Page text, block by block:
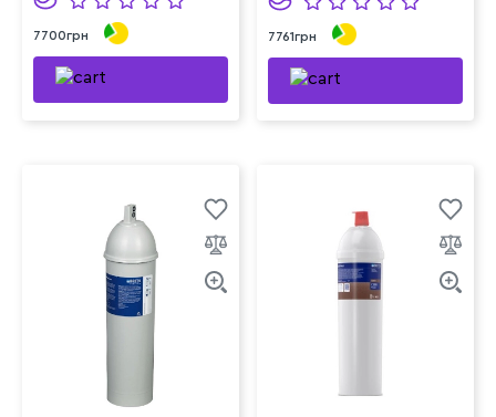
7700грн 7761грн